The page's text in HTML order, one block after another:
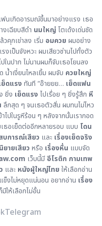
นเกิดอารมณ์ขึ้นมาอย่างแรง เธอ
งเฉียบสีดำ นมใหญ่ โตเด้งเด่นชัด
คุกเข่าลง เริ่ม อมควย ผมอย่าง
งเป็นจังหวะ ผมเสียวซ่านไปทั้งตัว
ในปาก ไม่นานผมก็จับเธอโยนลง
น้ำเงี่ยนไหลเยิ้ม ผมจับ ควยใหญ่
ย็ดแรง ทันที “อ๊ายยย… เย็ดแฟน
ยิ่ง เย็ดแรง ไปเรื่อย ๆ ยิ่งรู้สึก หี
ลึกสุด ๆ จนเธอตัวสั่น ผมทนไม่ไหว
ไปในรูหีร้อน ๆ หลังจากนั้นเรากอด
ธอเย็ดต่ออีกหลายรอบ แบบ โดน
บการณ์เสียว และ เรื่องเย็ดจริง
นิยายเสียว หรือ เรื่องหื่น แบบจัด
เว็บนี้มีอีโรติก กามเทพ
และ หนังผู้ใหญ่ไทย ให้เลือกอ่าน
ข็งไม่หยุดแน่นอน อยากอ่าน เรื่อง
ให้เลือกไม่อั้น
Telegram